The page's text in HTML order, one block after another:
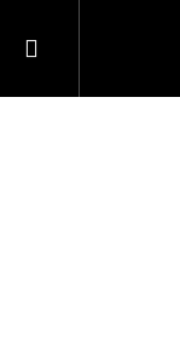
Nákupní